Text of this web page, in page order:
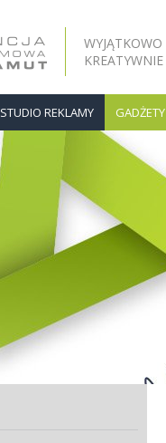
WYJĄTKOWO
KREATYWNIE
STUDIO REKLAMY GADŻETY